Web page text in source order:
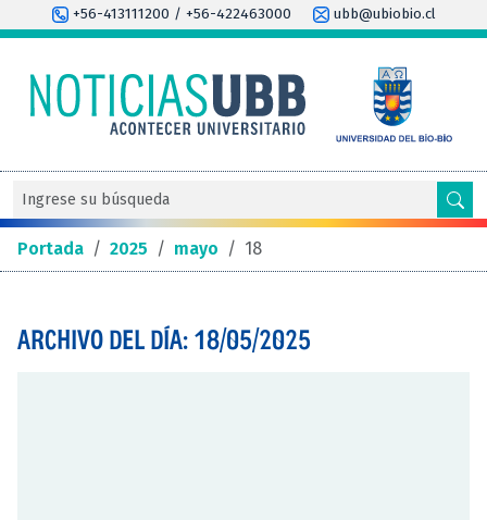
+56-413111200 / +56-422463000 ubb@ubiobio.cl
Portada / 2025 / mayo / 18
ARCHIVO DEL DÍA: 18/05/2025